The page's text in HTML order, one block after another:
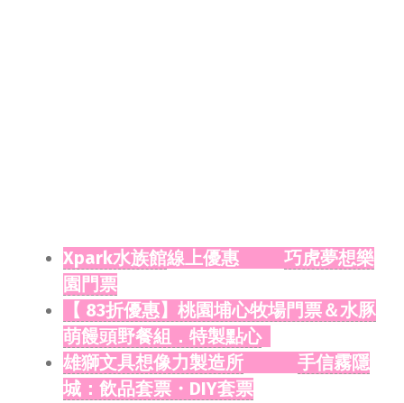
Xpark水族館線上優惠
巧虎夢想樂
園門票
【 83折優惠】桃園埔心牧場門票＆水豚
萌饅頭野餐組．特製點心
雄獅文具想像力製造所
手信霧隱
城：飲品套票・DIY套票